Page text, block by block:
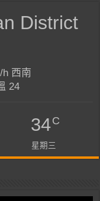
District
h 西南
24
34C
星期三